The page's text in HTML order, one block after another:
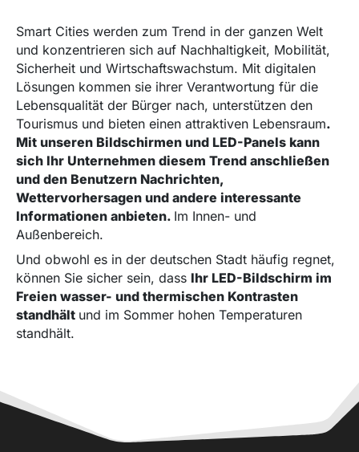
Smart Cities werden zum Trend in der ganzen Welt
und konzentrieren sich auf Nachhaltigkeit, Mobilität,
Sicherheit und Wirtschaftswachstum. Mit digitalen
Lösungen kommen sie ihrer Verantwortung für die
Lebensqualität der Bürger nach, unterstützen den
Tourismus und bieten einen attraktiven Lebensraum.
Mit unseren Bildschirmen und LED-Panels kann
sich Ihr Unternehmen diesem Trend anschließen
und den Benutzern Nachrichten,
Wettervorhersagen und andere interessante
Informationen anbieten. Im Innen- und
Außenbereich.
Und obwohl es in der deutschen Stadt häufig regnet,
können Sie sicher sein, dass Ihr LED-Bildschirm im
Freien wasser- und thermischen Kontrasten
standhält und im Sommer hohen Temperaturen
standhält.